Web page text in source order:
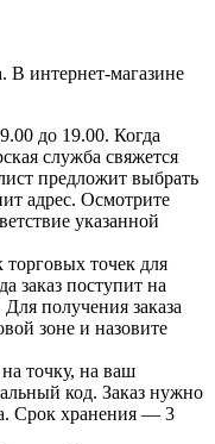
В интернет-магазине
до 19.00. Когда
служба свяжется
предложит выбрать
адрес. Осмотрите
указанной
точек для
заказ поступит на
получения заказа
зоне и назовите
точку, на ваш
код. Заказ нужно
Срок хранения — 3